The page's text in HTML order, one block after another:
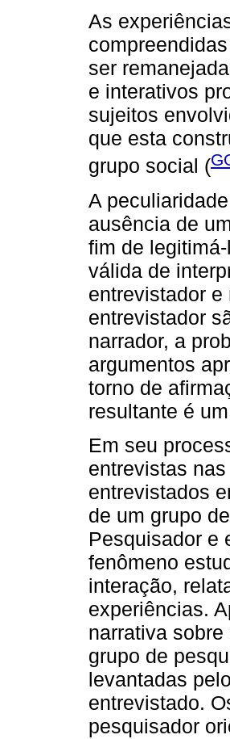
As
ser
e interativos
sujeitos
que esta
grupo social (
A
ausência de
fim de
válida de
entrevistador
entrevistador
narrador, a
argumentos
torno de
resultante é
Em seu
entrevistas
entrevistados
de um grupo
Pesquisador e
fenômeno
interação,
experiências.
narrativa
grupo de
levantadas
entrevistado.
pesquisador